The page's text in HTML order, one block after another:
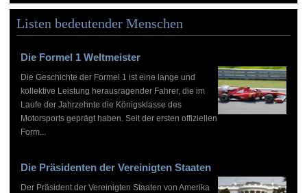
Listen bedeutender Menschen
Die Formel 1 Weltmeister
Die Geschichte der Formel 1 ist eine lange und
kollektive Leistung herausragender Fahrer, die im
Laufe der Jahrzehnte die Königsklasse des
Motorsports geprägt haben. Seit der ersten offiziellen
Form...
Die Präsidenten der Vereinigten Staaten
Der Präsident der Vereinigten Staaten von Amerika